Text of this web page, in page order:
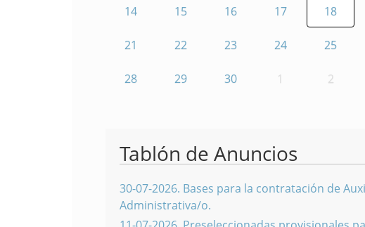
14 15 16 17 18
21 22 23 24 25
28 29 30 1 2
Tablón de Anuncios
30-07-2026. Bases para la contratación de
Administrativa/o.